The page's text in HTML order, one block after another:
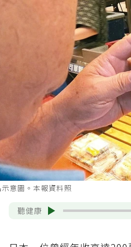
意圖。本報資料照
聽健康